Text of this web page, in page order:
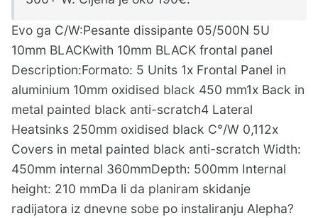
Evo ga C/W:Pesante dissipante 05/500N 5U
10mm BLACKwith 10mm BLACK frontal panel
Description:Formato: 5 Units 1x Frontal Panel in
aluminium 10mm oxidised black 450 mm1x Back in
metal painted black anti-scratch4 Lateral
Heatsinks 250mm oxidised black C°/W 0,112x
Covers in metal painted black anti-scratch Width:
450mm internal 360mmDepth: 500mm Internal
height: 210 mmDa li da planiram skidanje
radijatora iz dnevne sobe po instaliranju Alepha?